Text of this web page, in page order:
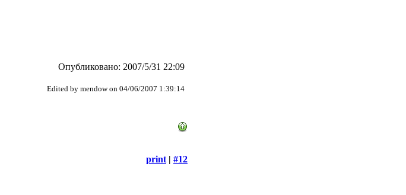
Опубликовано: 2007/5/31 22:09
Edited by mendow on 04/06/2007 1:39:14
print | #12